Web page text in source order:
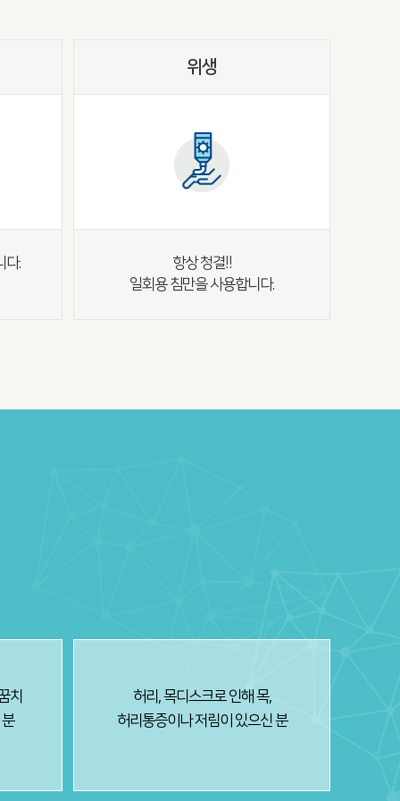
다.
위생
항상 청결!!
일회용 침만을 사용합니다.
치
허리, 목디스크로 인해 목,
허리통증이나 저림이 있으신 분